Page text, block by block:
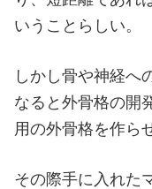
いうことらしい。
しかし骨や神経へ
なると外骨格の開
用の外骨格を作ら
その際手に入れた